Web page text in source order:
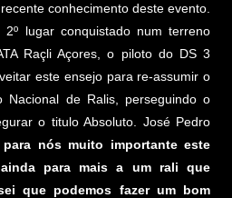
conhecimento deste evento.
2º lugar conquistado num terreno
Raçli Açores, o piloto do DS 3
este ensejo para re-assumir o
Nacional de Ralis, perseguindo o
o titulo Absoluto. José Pedro
nós muito importante este
para mais a um rali que
que podemos fazer um bom